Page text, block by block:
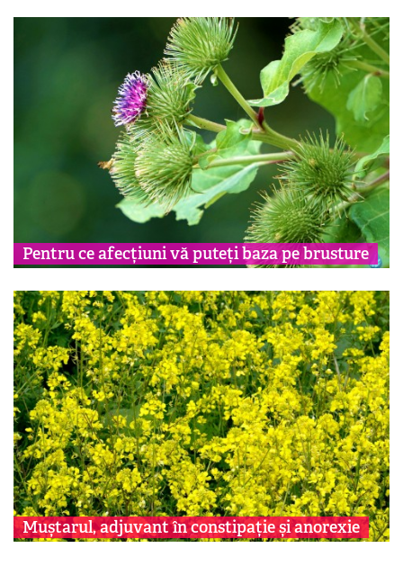
Pentru ce afecțiuni vă puteți baza pe brusture
Muștarul, adjuvant în constipație și anorexie